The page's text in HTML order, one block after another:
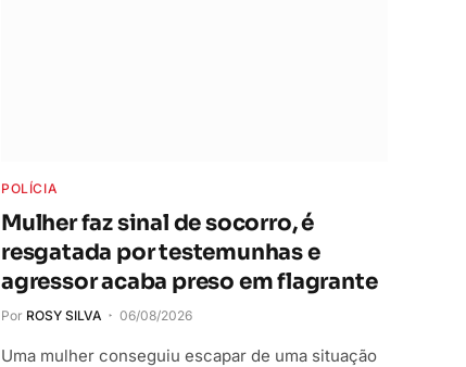
POLÍCIA
Mulher faz sinal de socorro, é
resgatada por testemunhas e
agressor acaba preso em flagrante
Por ROSY SILVA 06/08/2026
Uma mulher conseguiu escapar de uma situação